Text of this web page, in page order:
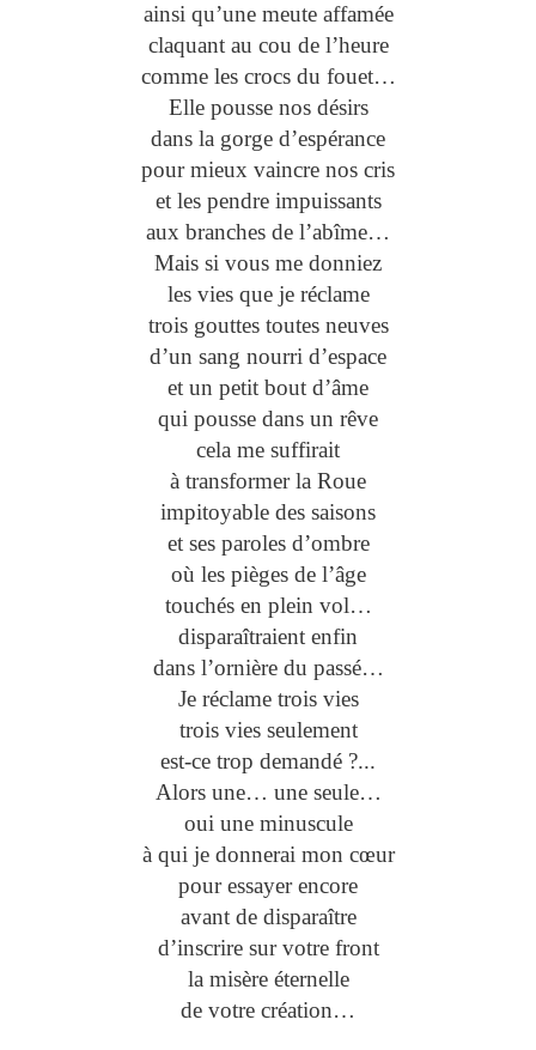
ainsi qu’une meute affamée
claquant au cou de l’heure
comme les crocs du fouet…
Elle pousse nos désirs
dans la gorge d’espérance
pour mieux vaincre nos cris
et les pendre impuissants
aux branches de l’abîme…
Mais si vous me donniez
les vies que je réclame
trois gouttes toutes neuves
d’un sang nourri d’espace
et un petit bout d’âme
qui pousse dans un rêve
cela me suffirait
à transformer la Roue
impitoyable des saisons
et ses paroles d’ombre
où les pièges de l’âge
touchés en plein vol…
disparaîtraient enfin
dans l’ornière du passé…
Je réclame trois vies
trois vies seulement
est-ce trop demandé ?...
Alors une… une seule…
oui une minuscule
à qui je donnerai mon cœur
pour essayer encore
avant de disparaître
d’inscrire sur votre front
la misère éternelle
de votre création…